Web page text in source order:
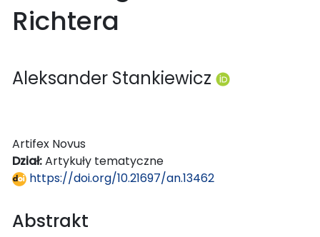
Richtera
Aleksander Stankiewicz
Artifex Novus
Dział:Artykuły tematyczne
https://doi.org/10.21697/an.13462
Abstrakt